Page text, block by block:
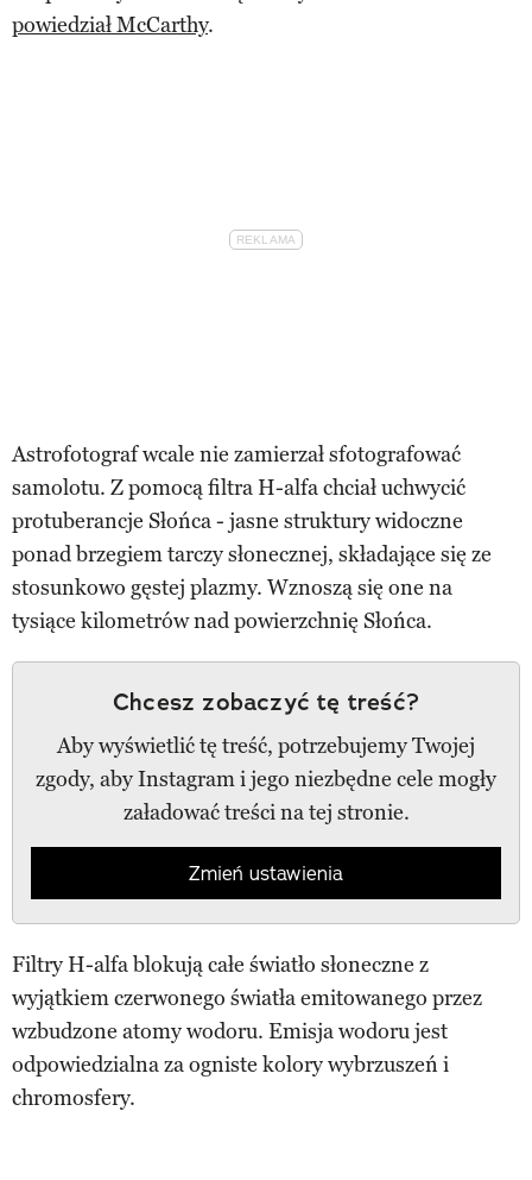
powiedział McCarthy.
Astrofotograf wcale nie zamierzał sfotografować
samolotu. Z pomocą filtra H-alfa chciał uchwycić
protuberancje Słońca - jasne struktury widoczne
ponad brzegiem tarczy słonecznej, składające się ze
stosunkowo gęstej plazmy. Wznoszą się one na
tysiące kilometrów nad powierzchnię Słońca.
Chcesz zobaczyć tę treść?
Aby wyświetlić tę treść, potrzebujemy Twojej
zgody, aby Instagram i jego niezbędne cele mogły
załadować treści na tej stronie.
Zmień ustawienia
Filtry H-alfa blokują całe światło słoneczne z
wyjątkiem czerwonego światła emitowanego przez
wzbudzone atomy wodoru. Emisja wodoru jest
odpowiedzialna za ogniste kolory wybrzuszeń i
chromosfery.